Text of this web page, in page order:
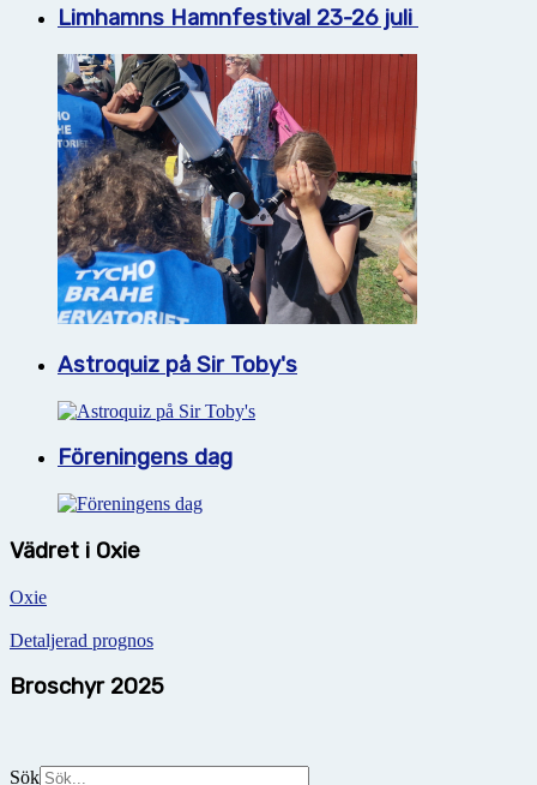
Limhamns Hamnfestival 23-26 juli
Astroquiz på Sir Toby's
Föreningens dag
Vädret i Oxie
Oxie
Detaljerad prognos
Broschyr 2025
Sök